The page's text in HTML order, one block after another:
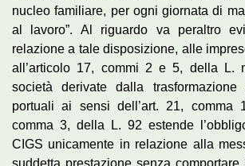
nucleo familiare, per ogni giornata di
al lavoro”. Al riguardo va peraltro
relazione a tale disposizione, alle
all’articolo 17, commi 2 e 5, della L.
società derivate dalla trasformazione
portuali ai sensi dell’art. 21, comma
comma 3, della L. 92 estende
CIGS unicamente in relazione alla
suddetta prestazione senza comportare